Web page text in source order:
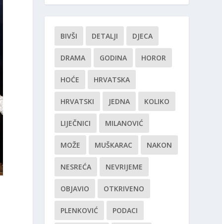
BIVŠI DETALJI DJECA
DRAMA GODINA HOROR
HOĆE HRVATSKA
HRVATSKI JEDNA KOLIKO
LIJEČNICI MILANOVIĆ
MOŽE MUŠKARAC NAKON
NESREĆA NEVRIJEME
OBJAVIO OTKRIVENO
PLENKOVIĆ PODACI